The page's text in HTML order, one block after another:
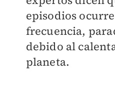
episodios
frecuencia,
debido al
planeta.